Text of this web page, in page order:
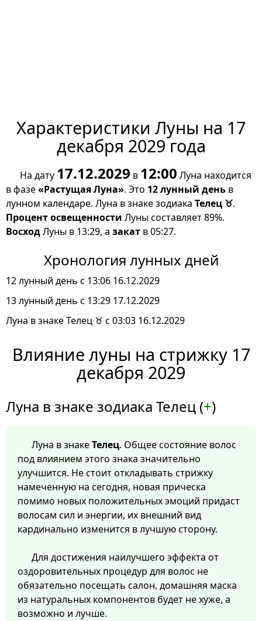
Характеристики Луны на 17
декабря 2029 года
На дату 17.12.2029 в 12:00 Луна находится
в фазе«Растущая Луна». Это 12 лунный день в
лунном календаре. Луна в знаке зодиака Телец ♉.
Процент освещенности Луны составляет 89%.
ВосходЛуны в 13:29, а закат в 05:27.
Хронология лунных дней
12 лунный день с 13:06 16.12.2029
13 лунный день с 13:29 17.12.2029
Луна в знаке Телец ♉ с 03:03 16.12.2029
Влияние луны на стрижку 17
декабря 2029
Луна в знаке зодиака Телец (+)
Луна в знакеТелец. Общее состояние волос
под влиянием этого знака значительно
улучшится. Не стоит откладывать стрижку
намеченную на сегодня, новая прическа
помимо новых положительных эмоций придаст
волосам сил и энергии, их внешний вид
кардинально изменится в лучшую сторону.
Для достижения наилучшего эффекта от
оздоровительных процедур для волос не
обязательно посещать салон, домашняя маска
из натуральных компонентов будет не хуже, а
возможно и лучше.